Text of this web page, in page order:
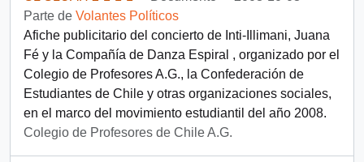
Parte de Volantes Políticos
Afiche publicitario del concierto de Inti-Illimani, Juana
Fé y la Compañía de Danza Espiral , organizado por el
Colegio de Profesores A.G., la Confederación de
Estudiantes de Chile y otras organizaciones sociales,
en el marco del movimiento estudiantil del año 2008.
Colegio de Profesores de Chile A.G.